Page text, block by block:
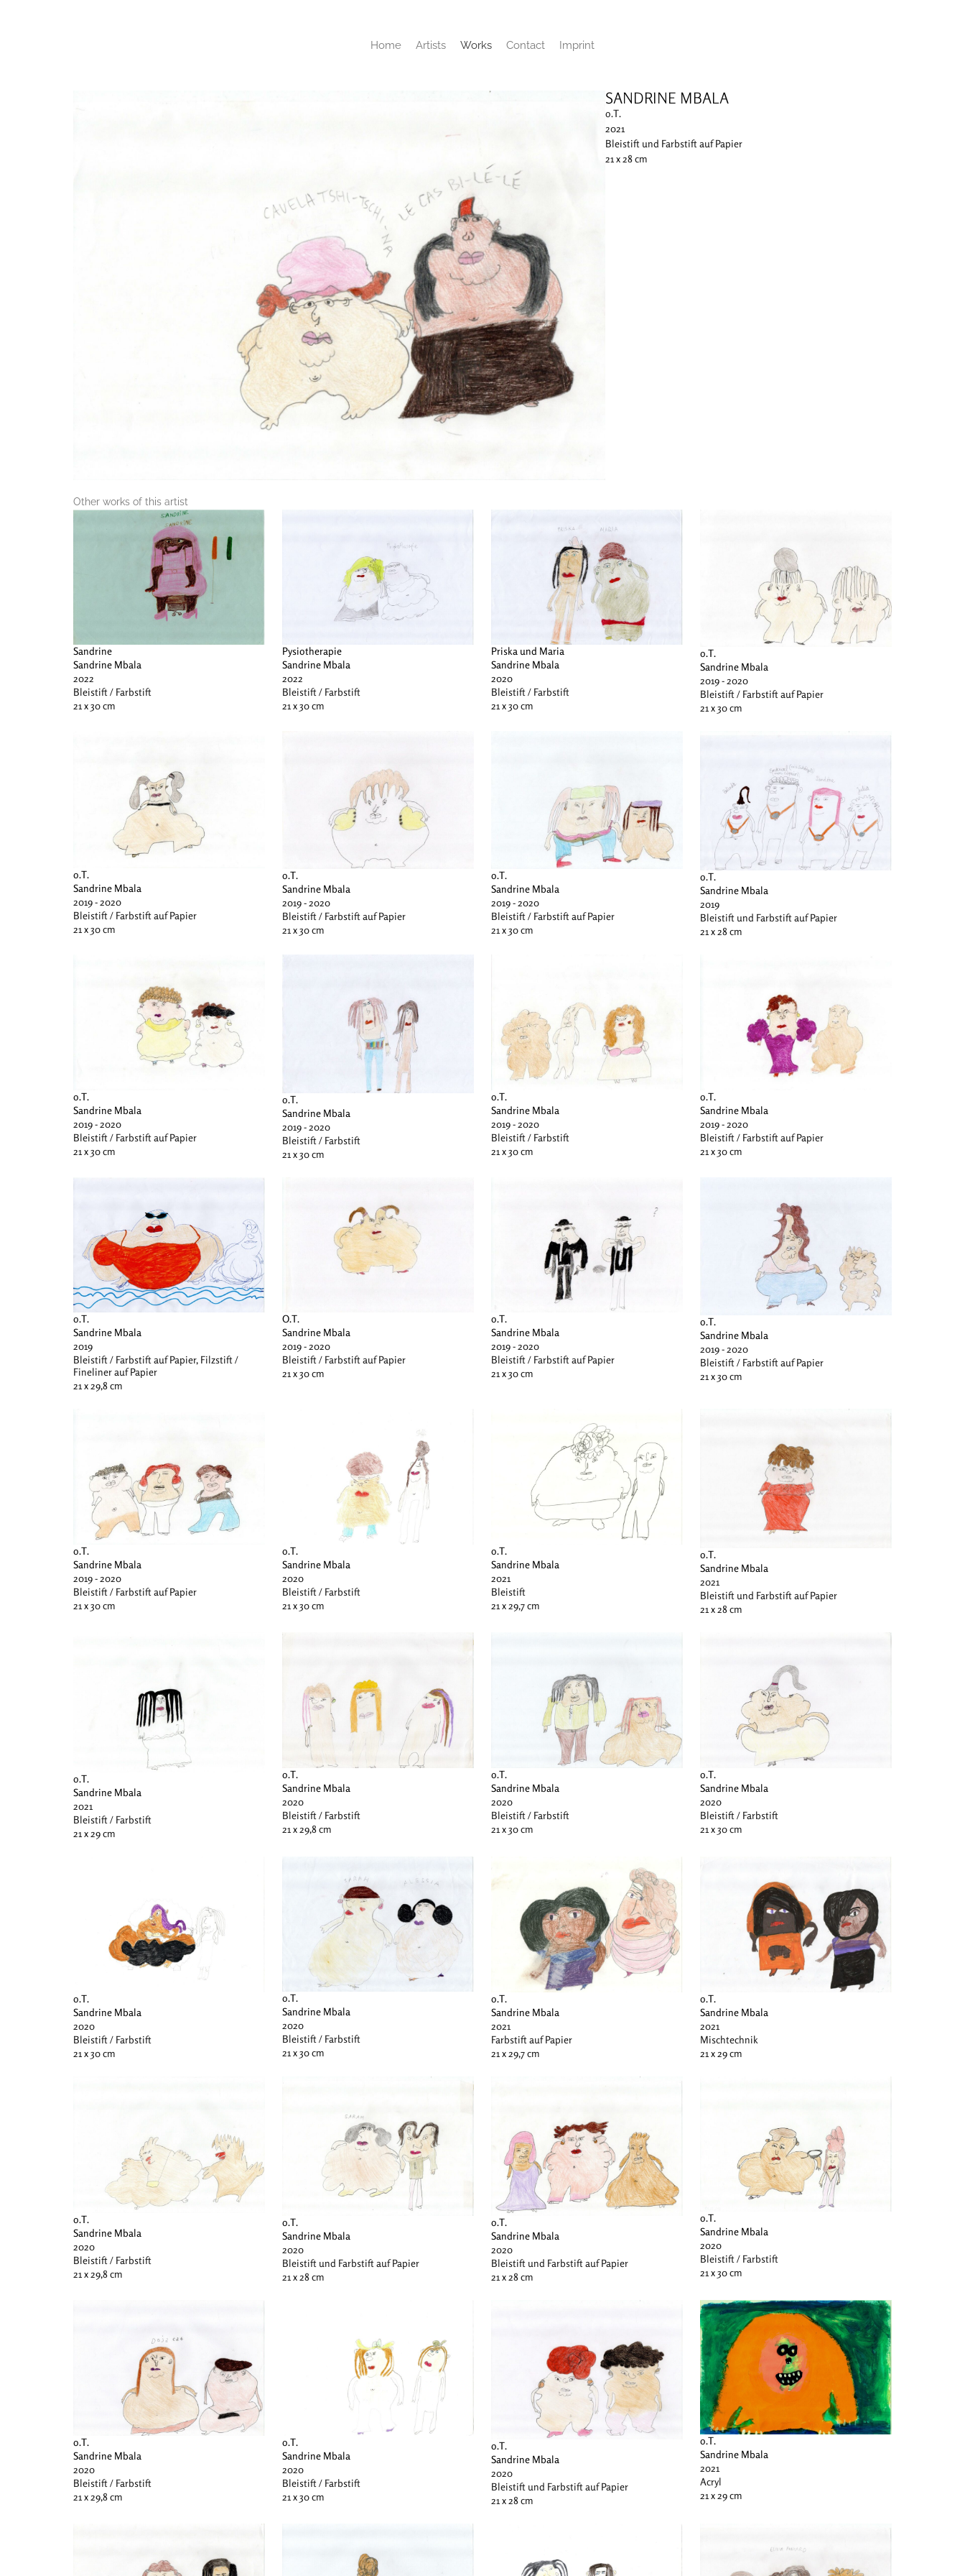
Home Artists Works Contact Imprint
SANDRINE MBALA
o.T.
2021
Bleistift und Farbstift auf Papier
21 x 28 cm
Other works of this artist
Sandrine
Sandrine Mbala
2022
Bleistift / Farbstift
21 x 30 cm
Pysiotherapie
Sandrine Mbala
2022
Bleistift / Farbstift
21 x 30 cm
Priska und Maria
Sandrine Mbala
2020
Bleistift / Farbstift
21 x 30 cm
o.T.
Sandrine Mbala
2019 - 2020
Bleistift / Farbstift auf Papier
21 x 30 cm
o.T.
Sandrine Mbala
2019 - 2020
Bleistift / Farbstift auf Papier
21 x 30 cm
o.T.
Sandrine Mbala
2019 - 2020
Bleistift / Farbstift auf Papier
21 x 30 cm
o.T.
Sandrine Mbala
2019 - 2020
Bleistift / Farbstift auf Papier
21 x 30 cm
o.T.
Sandrine Mbala
2019
Bleistift und Farbstift auf Papier
21 x 28 cm
o.T.
Sandrine Mbala
2019 - 2020
Bleistift / Farbstift auf Papier
21 x 30 cm
o.T.
Sandrine Mbala
2019 - 2020
Bleistift / Farbstift
21 x 30 cm
o.T.
Sandrine Mbala
2019 - 2020
Bleistift / Farbstift
21 x 30 cm
o.T.
Sandrine Mbala
2019 - 2020
Bleistift / Farbstift auf Papier
21 x 30 cm
o.T.
Sandrine Mbala
2019
Bleistift / Farbstift auf Papier, Filzstift /
Fineliner auf Papier
21 x 29,8 cm
O.T.
Sandrine Mbala
2019 - 2020
Bleistift / Farbstift auf Papier
21 x 30 cm
o.T.
Sandrine Mbala
2019 - 2020
Bleistift / Farbstift auf Papier
21 x 30 cm
o.T.
Sandrine Mbala
2019 - 2020
Bleistift / Farbstift auf Papier
21 x 30 cm
o.T.
Sandrine Mbala
2019 - 2020
Bleistift / Farbstift auf Papier
21 x 30 cm
o.T.
Sandrine Mbala
2020
Bleistift / Farbstift
21 x 30 cm
o.T.
Sandrine Mbala
2021
Bleistift
21 x 29,7 cm
o.T.
Sandrine Mbala
2021
Bleistift und Farbstift auf Papier
21 x 28 cm
o.T.
Sandrine Mbala
2021
Bleistift / Farbstift
21 x 29 cm
o.T.
Sandrine Mbala
2020
Bleistift / Farbstift
21 x 29,8 cm
o.T.
Sandrine Mbala
2020
Bleistift / Farbstift
21 x 30 cm
o.T.
Sandrine Mbala
2020
Bleistift / Farbstift
21 x 30 cm
o.T.
Sandrine Mbala
2020
Bleistift / Farbstift
21 x 30 cm
o.T.
Sandrine Mbala
2020
Bleistift / Farbstift
21 x 30 cm
o.T.
Sandrine Mbala
2021
Farbstift auf Papier
21 x 29,7 cm
o.T.
Sandrine Mbala
2021
Mischtechnik
21 x 29 cm
o.T.
Sandrine Mbala
2020
Bleistift / Farbstift
21 x 29,8 cm
o.T.
Sandrine Mbala
2020
Bleistift und Farbstift auf Papier
21 x 28 cm
o.T.
Sandrine Mbala
2020
Bleistift und Farbstift auf Papier
21 x 28 cm
o.T.
Sandrine Mbala
2020
Bleistift / Farbstift
21 x 30 cm
o.T.
Sandrine Mbala
2020
Bleistift / Farbstift
21 x 29,8 cm
o.T.
Sandrine Mbala
2020
Bleistift / Farbstift
21 x 30 cm
o.T.
Sandrine Mbala
2020
Bleistift und Farbstift auf Papier
21 x 28 cm
o.T.
Sandrine Mbala
2021
Acryl
21 x 29 cm